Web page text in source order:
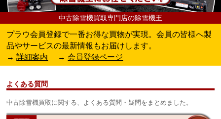
中古除雪機買取専門店の除雪機王
プラウ会員登録で一番お得な買物が実現。会員の皆様へ製
品やサービスの最新情報もお届けします。
→詳細案内 →会員登録ページ
よくある質問
中古除雪機買取に関する、よくある質問・疑問をまとめました。